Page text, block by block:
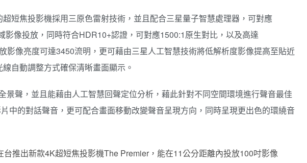
短焦投影機採用三原色雷射技術，並且配合三星量子智慧處理器，可對應
影像投放，同時符合HDR10+認證，可對應1500:1原生對比，以及高達
影像亮度可達3450流明，更可藉由三星人工智慧技術將低解析度影像提高至貼近
自動調整方式確保清晰畫面顯示。
景聲，並且能藉由人工智慧回聲定位分析，藉此針對不同空間環境進行聲音最佳
中的對話聲音，更可配合畫面移動改變聲音呈現方向，同時呈現更出色的環繞音
台推出新款4K超短焦投影機The Premier，能在11公分距離內投放100吋影像